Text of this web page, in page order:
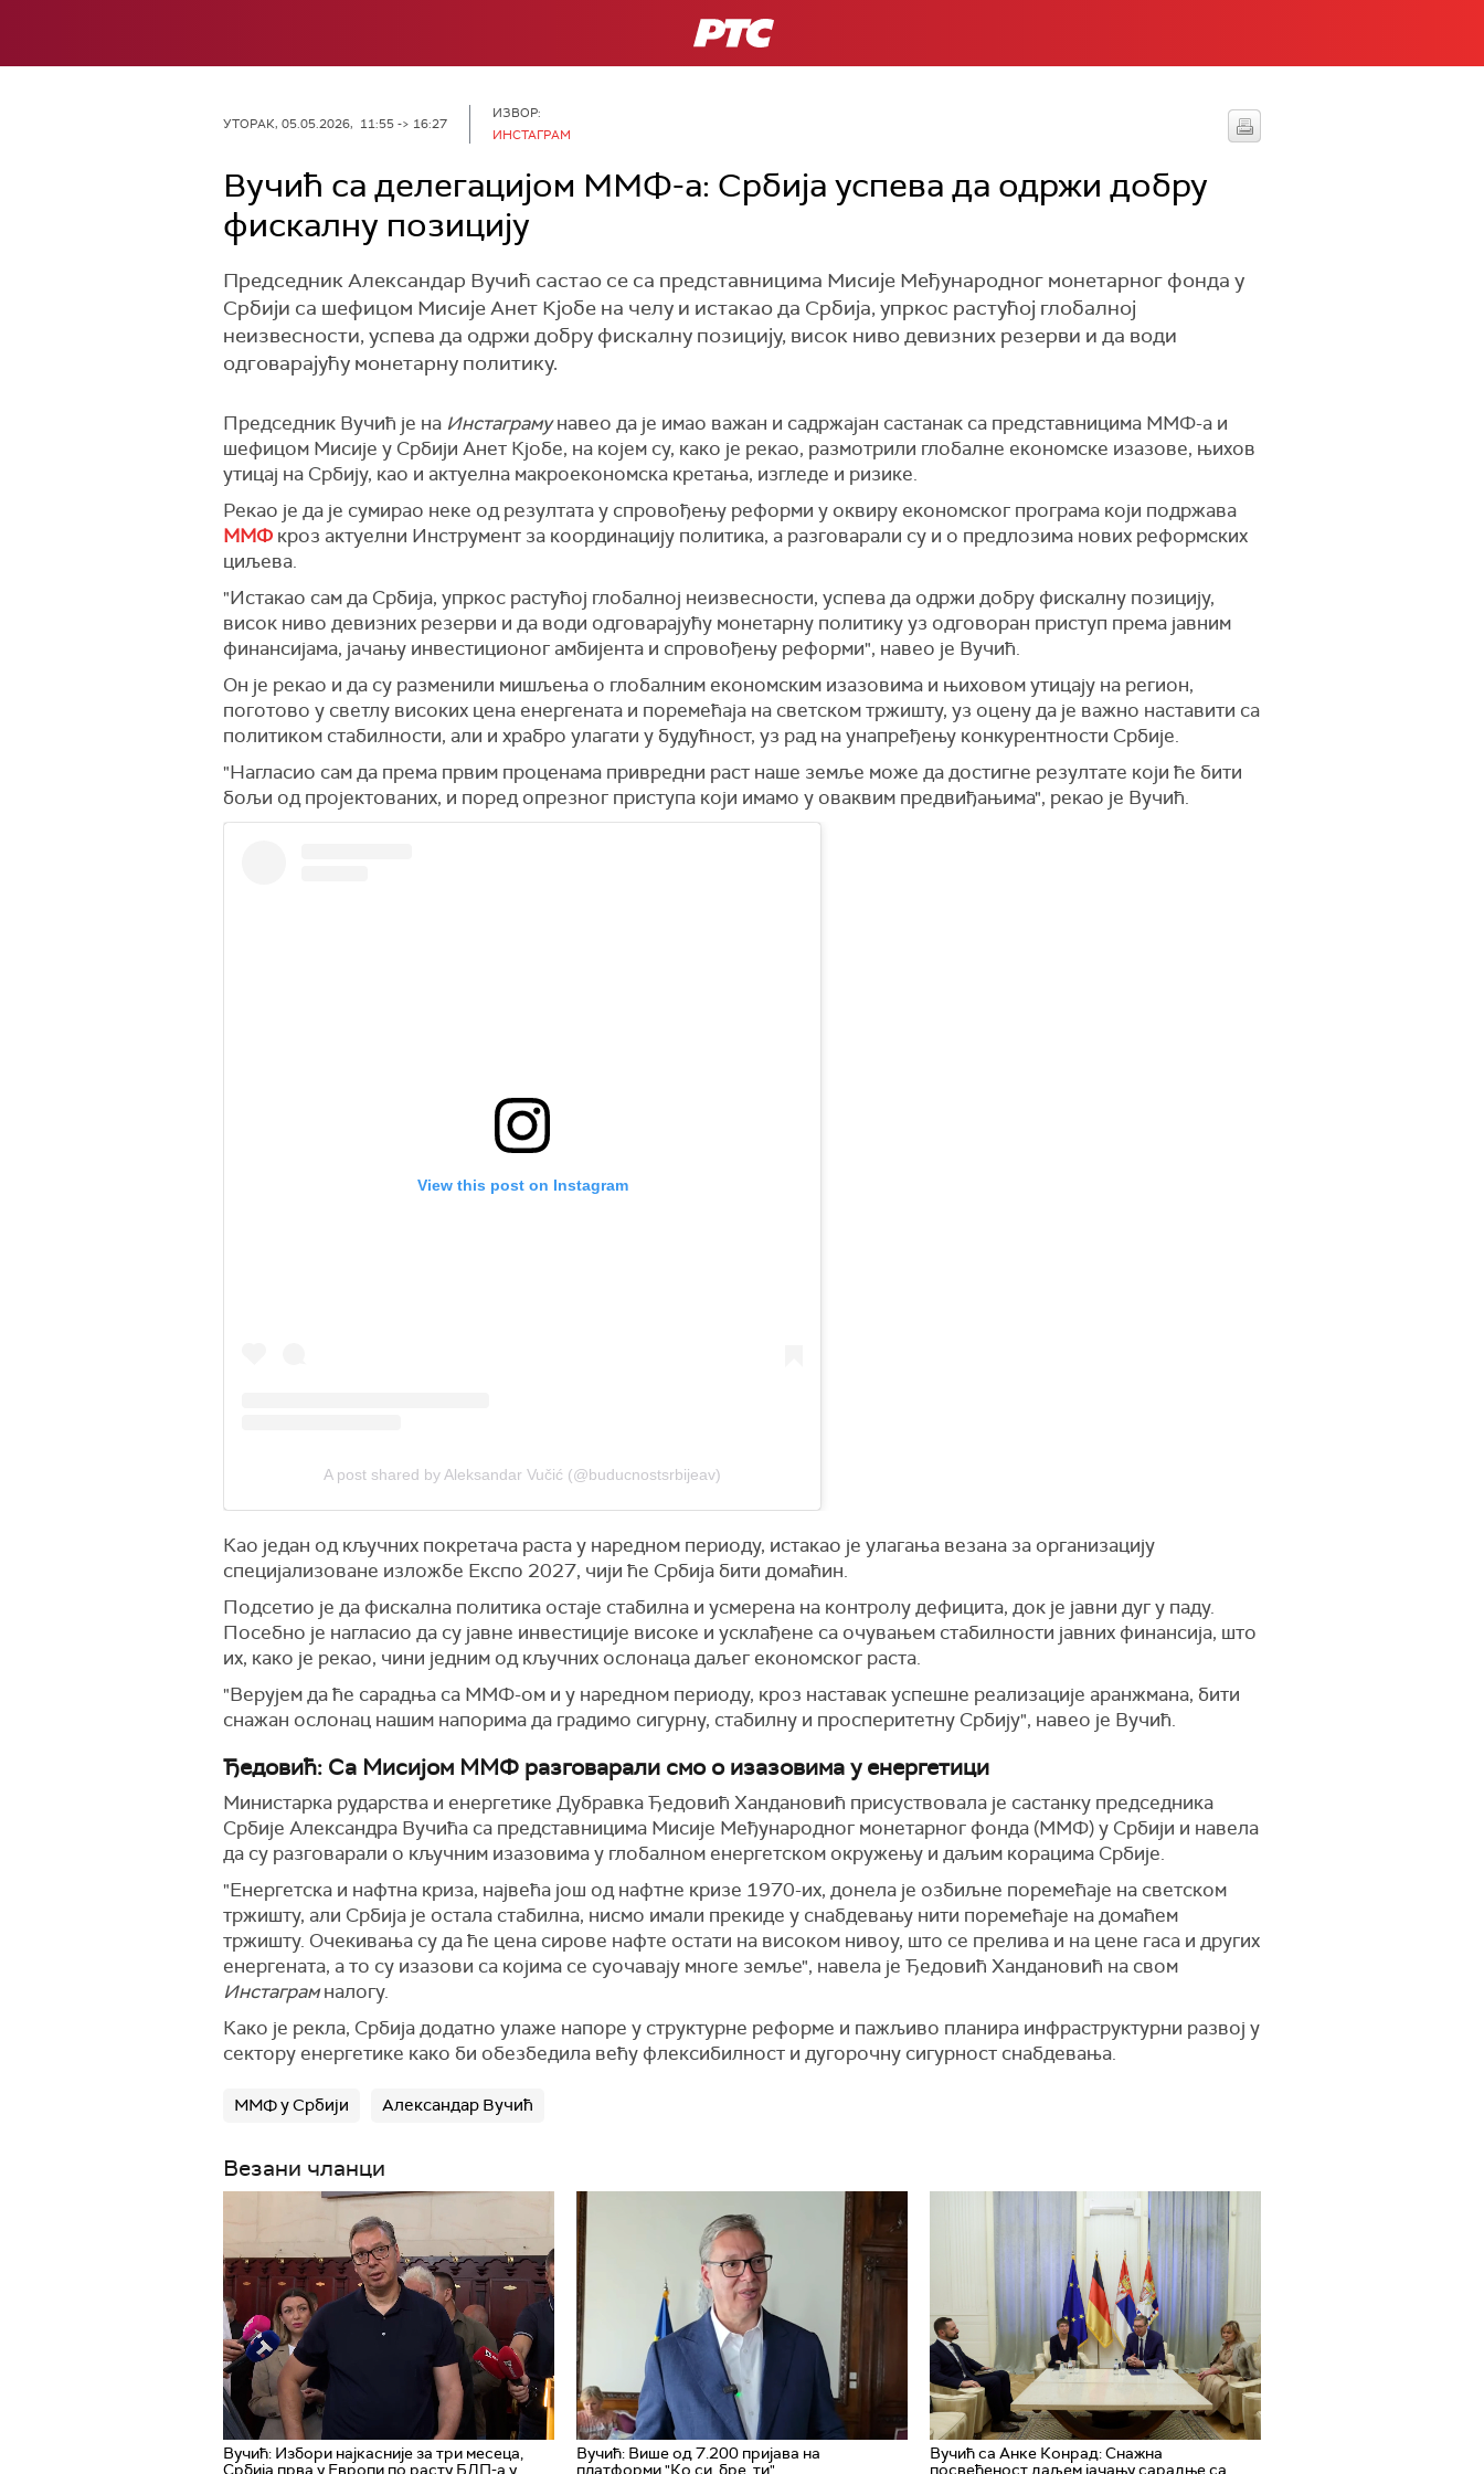
РТС
УТОРАК, 05.05.2026, 11:55 -> 16:27
ИЗВОР:
ИНСТАГРАМ
Вучић са делегацијом ММФ-а: Србија успева да одржи добру
фискалну позицију
Председник Александар Вучић састао се са представницима Мисије Међународног монетарног фонда у
Србији са шефицом Мисије Анет Кјобе на челу и истакао да Србија, упркос растућој глобалној
неизвесности, успева да одржи добру фискалну позицију, висок ниво девизних резерви и да води
одговарајућу монетарну политику.
Председник Вучић је на Инстаграмунавео да је имао важан и садржајан састанак са представницима ММФ-а и
шефицом Мисије у Србији Анет Кјобе, на којем су, како је рекао, размотрили глобалне економске изазове, њихов
утицај на Србију, као и актуелна макроекономска кретања, изгледе и ризике.
Рекао је да је сумирао неке од резултата у спровођењу реформи у оквиру економског програма који подржава
ММФ кроз актуелни Инструмент за координацију политика, а разговарали су и о предлозима нових реформских
циљева.
"Истакао сам да Србија, упркос растућој глобалној неизвесности, успева да одржи добру фискалну позицију,
висок ниво девизних резерви и да води одговарајућу монетарну политику уз одговоран приступ према јавним
финансијама, јачању инвестиционог амбијента и спровођењу реформи", навео је Вучић.
Он је рекао и да су разменили мишљења о глобалним економским изазовима и њиховом утицају на регион,
поготово у светлу високих цена енергената и поремећаја на светском тржишту, уз оцену да је важно наставити са
политиком стабилности, али и храбро улагати у будућност, уз рад на унапређењу конкурентности Србије.
"Нагласио сам да према првим проценама привредни раст наше земље може да достигне резултате који ће бити
бољи од пројектованих, и поред опрезног приступа који имамо у оваквим предвиђањима", рекао је Вучић.
View this post on Instagram
A post shared by Aleksandar Vučić (@buducnostsrbijeav)
Као један од кључних покретача раста у наредном периоду, истакао је улагања везана за организацију
специјализоване изложбе Експо 2027, чији ће Србија бити домаћин.
Подсетио је да фискална политика остаје стабилна и усмерена на контролу дефицита, док је јавни дуг у паду.
Посебно је нагласио да су јавне инвестиције високе и усклађене са очувањем стабилности јавних финансија, што
их, како је рекао, чини једним од кључних ослонаца даљег економског раста.
"Верујем да ће сарадња са ММФ-ом и у наредном периоду, кроз наставак успешне реализације аранжмана, бити
снажан ослонац нашим напорима да градимо сигурну, стабилну и просперитетну Србију", навео је Вучић.
Ђедовић: Са Мисијом ММФ разговарали смо о изазовима у енергетици
Министарка рударства и енергетике Дубравка Ђедовић Хандановић присуствовала је састанку председника
Србије Александра Вучића са представницима Мисије Међународног монетарног фонда (ММФ) у Србији и навела
да су разговарали о кључним изазовима у глобалном енергетском окружењу и даљим корацима Србије.
"Енергетска и нафтна криза, највећа још од нафтне кризе 1970-их, донела је озбиљне поремећаје на светском
тржишту, али Србија је остала стабилна, нисмо имали прекиде у снабдевању нити поремећаје на домаћем
тржишту. Очекивања су да ће цена сирове нафте остати на високом нивоу, што се прелива и на цене гаса и других
енергената, а то су изазови са којима се суочавају многе земље", навела је Ђедовић Хандановић на свом
Инстаграмналогу.
Како је рекла, Србија додатно улаже напоре у структурне реформе и пажљиво планира инфраструктурни развој у
сектору енергетике како би обезбедила већу флексибилност и дугорочну сигурност снабдевања.
ММФ у Србији Александар Вучић
Везани чланци
Вучић: Избори најкасније за три месеца,
Србија прва у Европи по расту БДП-а у
Вучић: Више од 7.200 пријава на
платформи "Ко си, бре, ти"
Вучић са Анке Конрад: Снажна
посвећеност даљем јачању сарадње са